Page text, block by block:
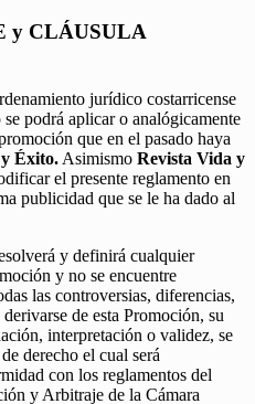
y CLÁUSULA
jurídico costarricense
podrá aplicar o analógicamente
que en el pasado haya
Éxito. Asimismo Revista Vida y
el presente reglamento en
publicidad que se le ha dado al
y definirá cualquier
y no se encuentre
las controversias, diferencias,
de esta Promoción, su
interpretación o validez, se
derecho el cual será
con los reglamentos del
y Arbitraje de la Cámara